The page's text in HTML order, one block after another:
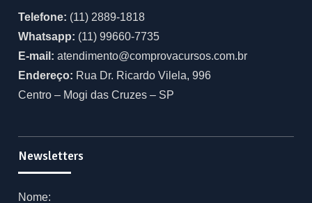
Telefone: (11) 2889-1818
Whatsapp: (11) 99660-7735
E-mail:atendimento@comprovacursos.com.br
Endereço: Rua Dr. Ricardo Vilela, 996
Centro – Mogi das Cruzes – SP
Newsletters
Nome: